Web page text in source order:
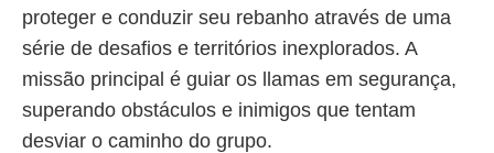
proteger e conduzir seu rebanho através de uma
série de desafios e territórios inexplorados. A
missão principal é guiar os llamas em segurança,
superando obstáculos e inimigos que tentam
desviar o caminho do grupo.